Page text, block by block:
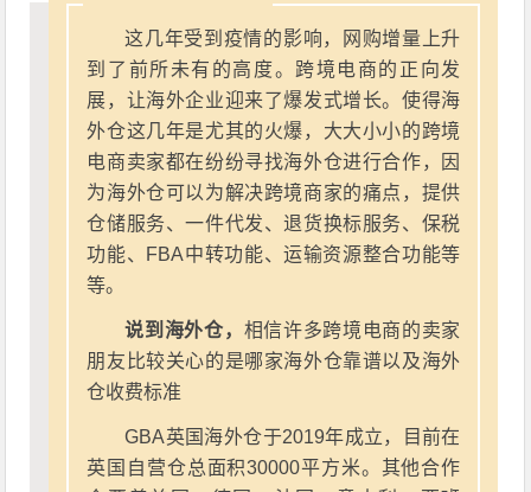
这几年受到疫情的影响，网购增量上升
到了前所未有的高度。跨境电商的正向发
展，让海外企业迎来了爆发式增长。使得海
外仓这几年是尤其的火爆，大大小小的跨境
电商卖家都在纷纷寻找海外仓进行合作，因
为海外仓可以为解决跨境商家的痛点，提供
仓储服务、一件代发、退货换标服务、保税
功能、FBA中转功能、运输资源整合功能等
等。
说到海外仓， 相信许多跨境电商的卖家
朋友比较关心的是哪家海外仓靠谱以及海外
仓收费标准
GBA英国海外仓于2019年成立，目前在
英国自营仓总面积30000平方米。其他合作